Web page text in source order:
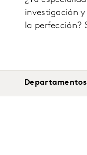
investigación
la perfección?
Departamentos